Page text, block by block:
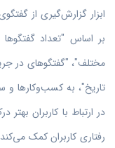
ابزار گزارش‌گیری از
بر اساس "تعداد
مختلف"، "گفتگوهای در
تاریخ"، به کسب‌وکارها و
در ارتباط با کاربران
رفتاری کاربران کمک